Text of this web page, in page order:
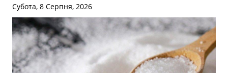
Субота, 8 Серпня, 2026